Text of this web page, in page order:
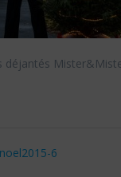
déjantés
Previous
noel2015-6